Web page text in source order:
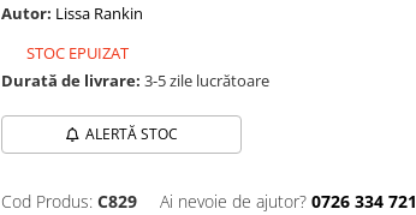
Autor: Lissa Rankin
STOC EPUIZAT
Durată de livrare: 3-5 zile lucrătoare
ALERTĂ STOC
Cod Produs: C829 Ai nevoie de ajutor? 0726 334 721